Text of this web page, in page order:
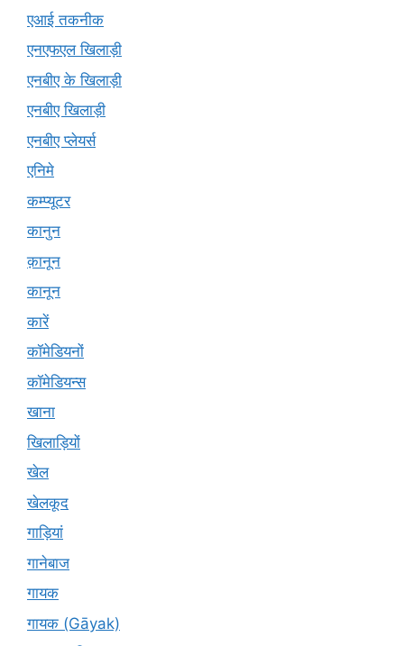
एआई तकनीक
एनएफएल खिलाड़ी
एनबीए के खिलाड़ी
एनबीए खिलाड़ी
एनबीए प्लेयर्स
एनिमे
कम्प्यूटर
कानुन
क़ानून
कानून
कारें
कॉमेडियनों
कॉमेडियन्स
खाना
खिलाड़ियों
खेल
खेलकूद
गाड़ियां
गानेबाज
गायक
गायक (Gāyak)